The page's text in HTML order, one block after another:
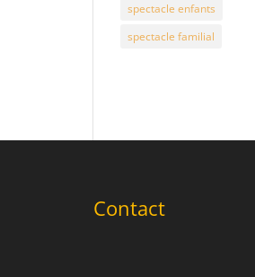
spectacle enfants
spectacle familial
Contact